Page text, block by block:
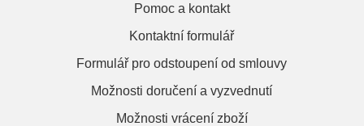
Pomoc a kontakt
Kontaktní formulář
Formulář pro odstoupení od smlouvy
Možnosti doručení a vyzvednutí
Možnosti vrácení zboží